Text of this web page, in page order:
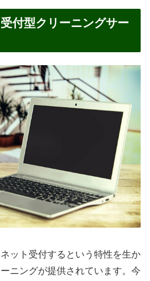
付型クリーニングサー
ット受付するという特性を生か
ニングが提供されています。今